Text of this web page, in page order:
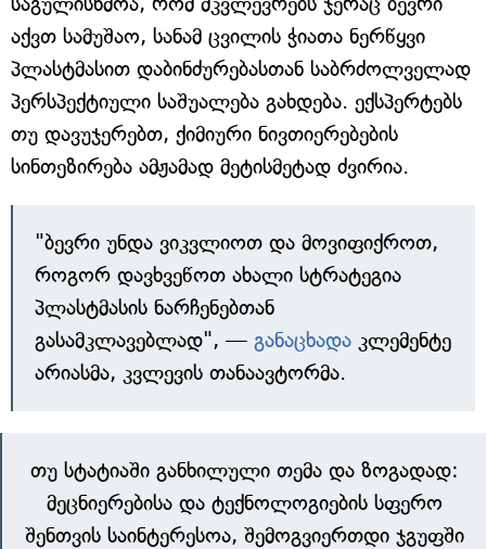
აქვთ სამუშაო, სანამ ცვილის ჭიათა ნერწყვი
პლასტმასით დაბინძურებასთან საბრძოლველად
პერსპექტიული საშუალება გახდება. ექსპერტებს
თუ დავუჯერებთ, ქიმიური ნივთიერებების
სინთეზირება ამჟამად მეტისმეტად ძვირია.
"ბევრი უნდა ვიკვლიოთ და მოვიფიქროთ,
როგორ დავხვეწოთ ახალი სტრატეგია
პლასტმასის ნარჩენებთან
გასამკლავებლად", — განაცხადა კლემენტე
არიასმა, კვლევის თანაავტორმა.
თუ სტატიაში განხილული თემა და ზოგადად:
მეცნიერებისა და ტექნოლოგიების სფერო
შენთვის საინტერესოა, შემოგვიერთდი ჯგუფში